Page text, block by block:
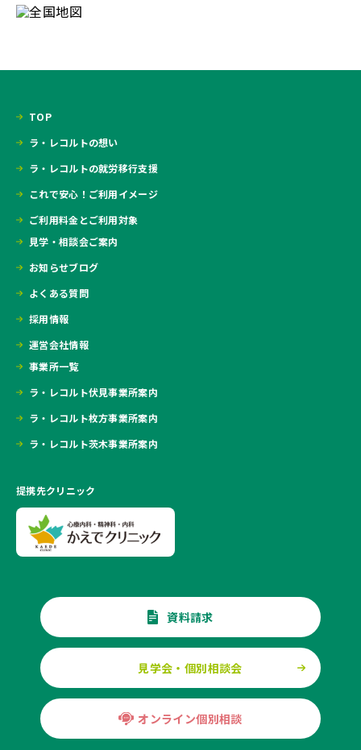
TOP
ラ・レコルトの想い
ラ・レコルトの就労移行支援
これで安心！ご利用イメージ
ご利用料金とご利用対象
見学・相談会ご案内
お知らせブログ
よくある質問
採用情報
運営会社情報
事業所一覧
ラ・レコルト伏見事業所案内
ラ・レコルト枚方事業所案内
ラ・レコルト茨木事業所案内
提携先クリニック
資料請求
見学会・個別相談会
オンライン個別相談